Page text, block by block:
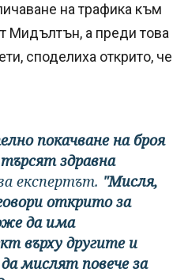
на трафика към
Мидълтън, а преди това
споделиха открито, че
покачване на броя
здравна
експертът. "Мисля,
открито за
да има
върху другите и
мислят повече за